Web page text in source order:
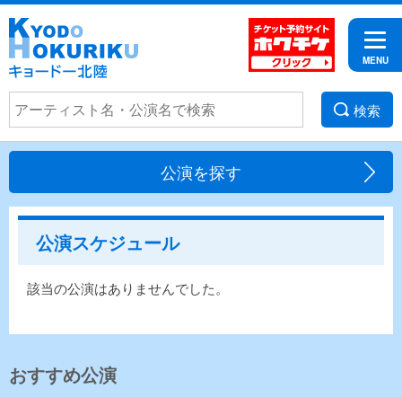
検索
公演を探す
公演スケジュール
該当の公演はありませんでした。
おすすめ公演